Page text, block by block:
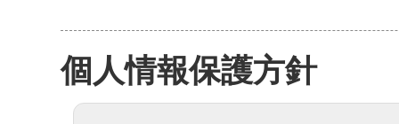
個人情報保護方針